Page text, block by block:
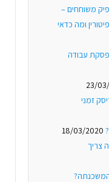
פיק משוחחים –
ומה כדאי
עבודה
23/
זמני
18/03/2020
צריך